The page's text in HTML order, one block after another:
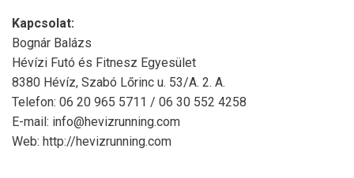
Kapcsolat:
Bognár Balázs
Hévízi Futó és Fitnesz Egyesület
8380 Hévíz, Szabó Lőrinc u. 53/A. 2. A.
Telefon: 06 20 965 5711 / 06 30 552 4258
E-mail: info@hevizrunning.com
Web: http://hevizrunning.com